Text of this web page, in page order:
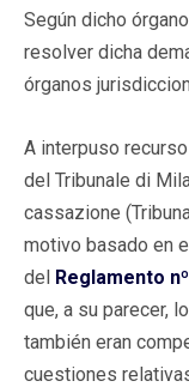
Según dicho
resolver dicha
órganos
A interpuso
del Tribunale di
cassazione
motivo basado en
del Reglamento
que, a su parecer,
también eran
cuestiones